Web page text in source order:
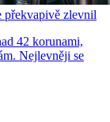
překvapivě zlevnil
42 korunami,
Nejlevněji se